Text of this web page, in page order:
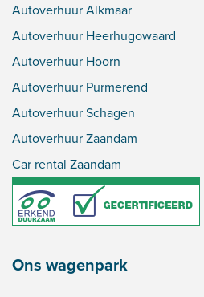
Autoverhuur Alkmaar
Autoverhuur Heerhugowaard
Autoverhuur Hoorn
Autoverhuur Purmerend
Autoverhuur Schagen
Autoverhuur Zaandam
Car rental Zaandam
Ons wagenpark